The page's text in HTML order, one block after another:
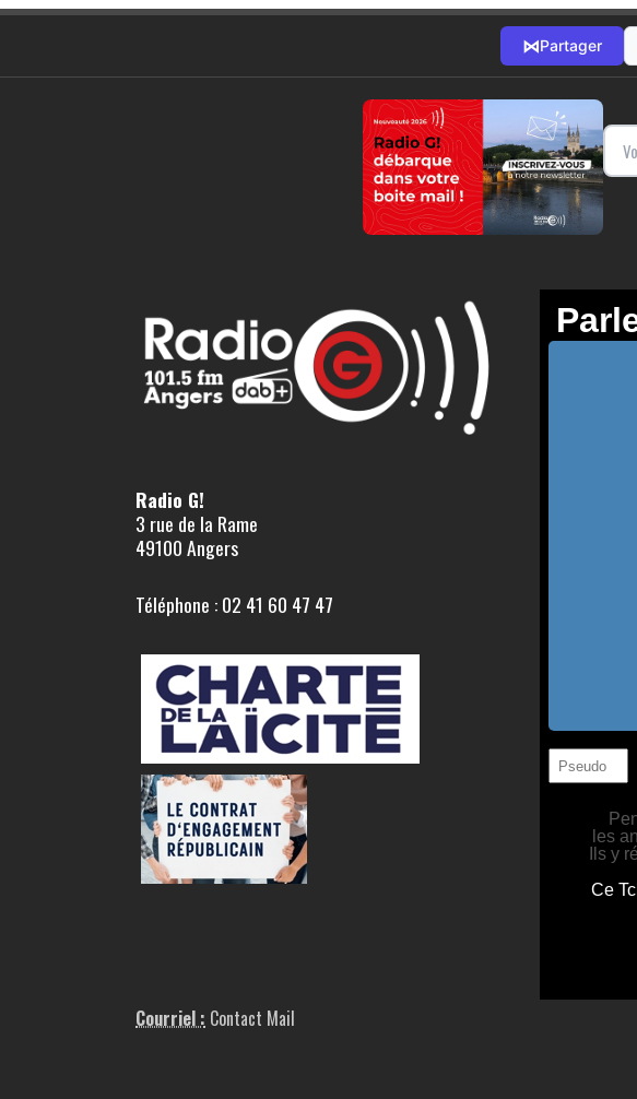
⋈Partager
Radio G!
3 rue de la Rame
49100 Angers
Téléphone : 02 41 60 47 47
Courriel : Contact Mail